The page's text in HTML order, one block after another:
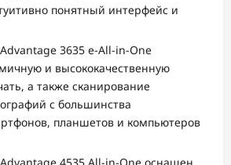
понятный интерфейс и
Advantage 3635 e-All-in-One
и высококачественную
а также сканирование
с большинства
планшетов и компьютеров